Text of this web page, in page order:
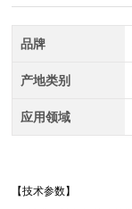
品牌
产地类别
应用领域
【技术参数】